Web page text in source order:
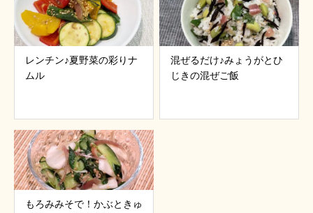
レンチン♪夏野菜の彩りナ
ムル
混ぜるだけ♪みょうがとひ
じきの混ぜご飯
もろみみそで！かぶときゅ